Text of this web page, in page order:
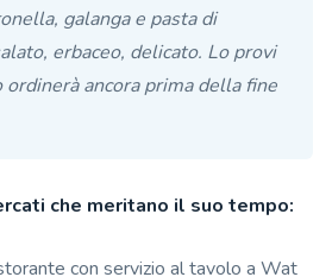
galanga e pasta di
erbaceo, delicato. Lo provi
ancora prima della fine
che meritano il suo tempo:
con servizio al tavolo a Wat